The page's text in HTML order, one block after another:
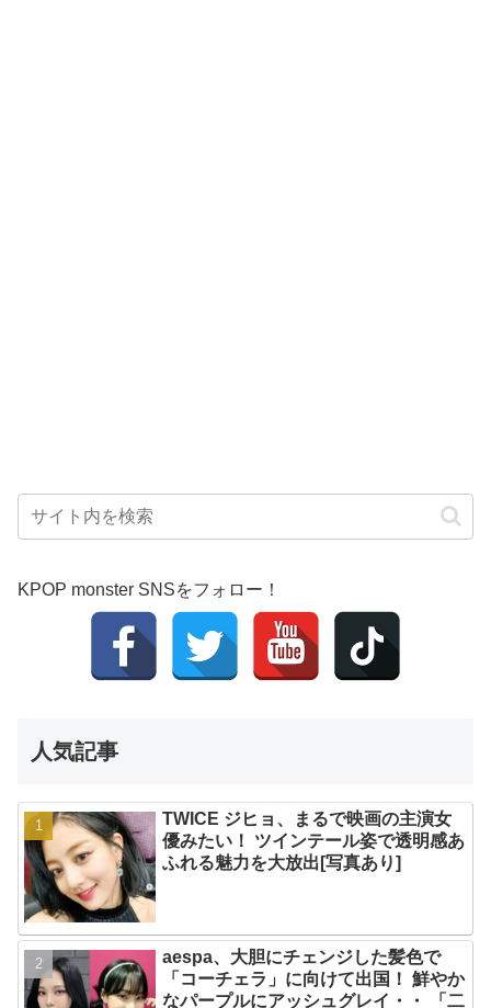
KPOP monster SNSをフォロー！
人気記事
TWICE ジヒョ、まるで映画の主演女
優みたい！ ツインテール姿で透明感あ
ふれる魅力を大放出[写真あり]
aespa、大胆にチェンジした髪色で
「コーチェラ」に向けて出国！ 鮮やか
なパープルにアッシュグレイ・・ 「二